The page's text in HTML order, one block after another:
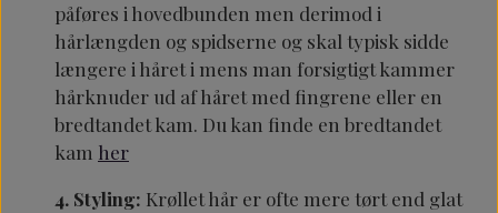
påføres i hovedbunden men derimod i
hårlængden og spidserne og skal typisk sidde
længere i håret i mens man forsigtigt kammer
hårknuder ud af håret med fingrene eller en
bredtandet kam. Du kan finde en bredtandet
kam her
4. Styling: Krøllet hår er ofte mere tørt end glat